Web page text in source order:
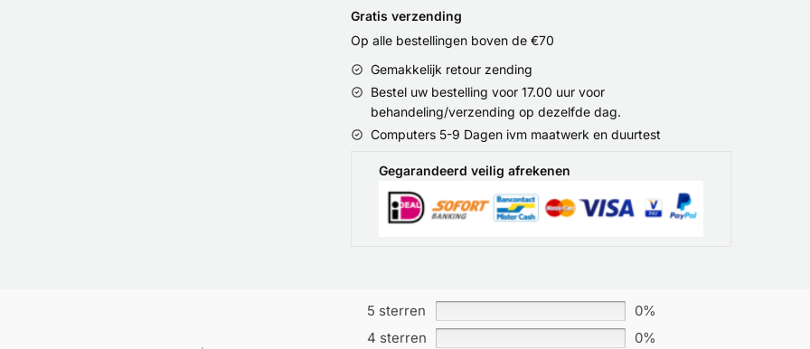
Gratis verzending
Op alle bestellingen boven de €70
Gemakkelijk retour zending
Bestel uw bestelling voor 17.00 uur voor
behandeling/verzending op dezelfde dag.
Computers 5-9 Dagen ivm maatwerk en duurtest
Gegarandeerd veilig afrekenen
5 sterren
0%
4 sterren
0%